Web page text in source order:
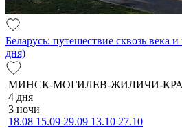
Беларусь: путешествие сквозь века
дня)
МИНСК-МОГИЛЕВ-ЖИЛИЧИ-
4 дня
3 ночи
18.08 15.09 29.09 13.10 27.10